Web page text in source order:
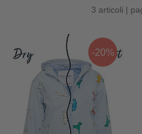
3 articoli |
-20%